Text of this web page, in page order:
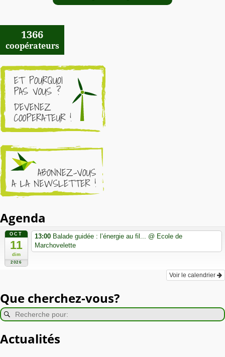
1366
coopérateurs
Agenda
OCT
11
dim
2026
13:00 Balade guidée : l’énergie au fil... @ Ecole de
Marchovelette
Voir le calendrier
Que cherchez-vous?
Actualités